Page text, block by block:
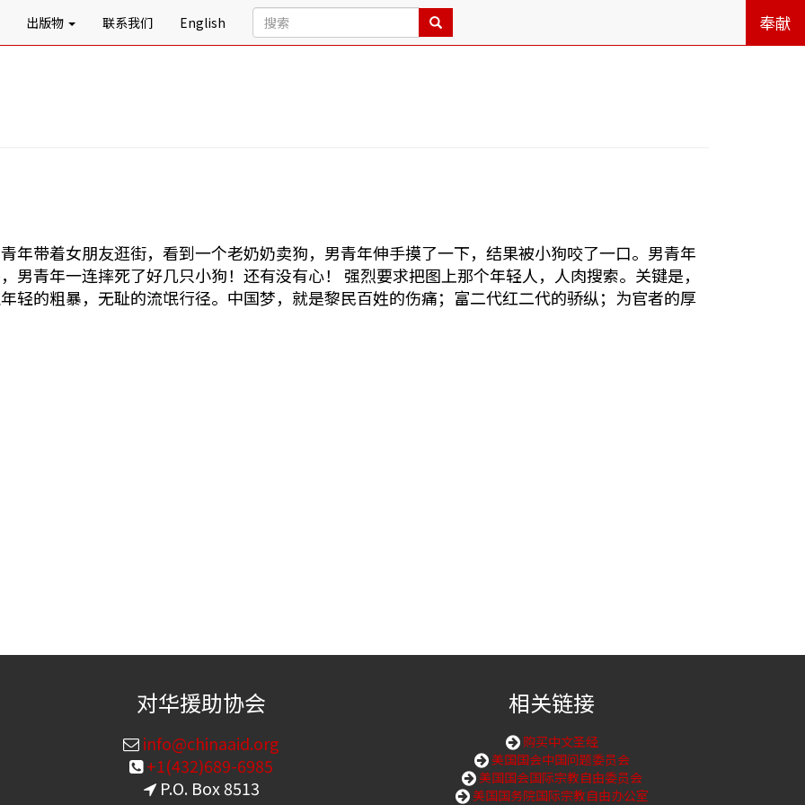
出版物 联系我们 English 奉献
年带着女朋友逛街，看到一个老奶奶卖狗，男青年伸手摸了一下，结果被小狗咬了一口。男青年
男青年一连摔死了好几只小狗！还有没有心！ 强烈要求把图上那个年轻人，人肉搜索。关键是，
轻的粗暴，无耻的流氓行径。中国梦，就是黎民百姓的伤痛；富二代红二代的骄纵；为官者的厚
对华援助协会
info@chinaaid.org
+1(432)689-6985
P.O. Box 8513
相关链接
购买中文圣经
美国国会中国问题委员会
美国国会国际宗教自由委员会
美国国务院国际宗教自由办公室